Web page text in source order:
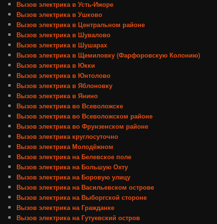
Вызов электрика в Усть-Ижоре
Вызов электрика в Ушково
Вызов электрика в Центральном районе
Вызов электрика в Шувалово
Вызов электрика в Шушарах
Вызов электрика в Щемиловку (Фарфоровскую Колонию)
Вызов электрика в Юкки
Вызов электрика в Юнтолово
Вызов электрика в Яблоновку
Вызов электрика в Янино
Вызов электрика во Всеволожске
Вызов электрика во Всеволожском районе
Вызов электрика во Фрунзенском районе
Вызов электрика круглосуточно
Вызов электрика Молодёжном
Вызов электрика на Белевское поле
Вызов электрика на Большую Охту
Вызов электрика на Боровую улицу
Вызов электрика на Васильевском острове
Вызов электрика на Выборгской стороне
Вызов электрика на Гражданке
Вызов электрика на Гутуевский остров